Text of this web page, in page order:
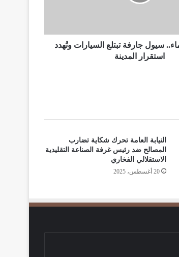
سيول جارفة تبتلع السيارات وتُهدد
استقرار المدينة
النيابة العامة تحرك شكاية تضارب
المصالح ضد رئيس غرفة الصناعة التقليدية
الاستقلالي الفخاري
20 أغسطس، 2025